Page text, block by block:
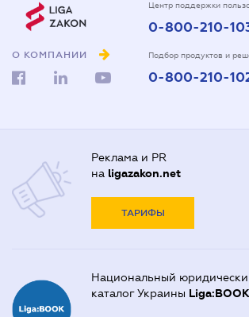
О КОМПАНИИ
Центр поддержки
0-800-210-
Подбор продуктов и
0-800-210-
Реклама и PR
на ligazakon.net
ТАРИФЫ
Национальный
каталог Украины Liga:BOOK